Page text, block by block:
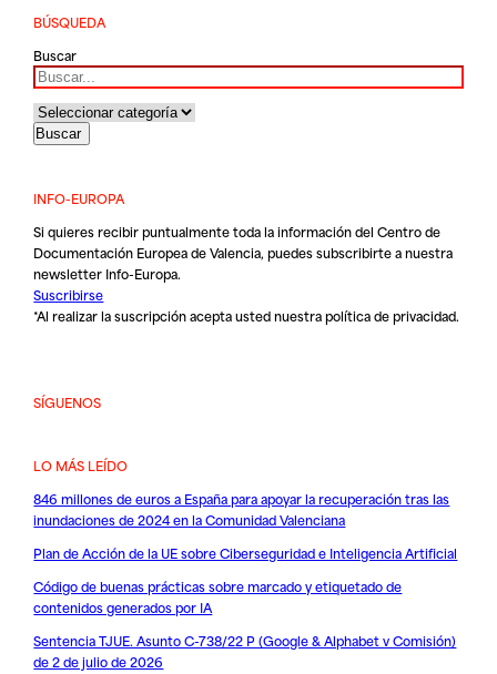
BÚSQUEDA
Buscar
INFO-EUROPA
Si quieres recibir puntualmente toda la información del Centro de
Documentación Europea de Valencia, puedes subscribirte a nuestra
newsletter Info-Europa.
Suscribirse
*Al realizar la suscripción acepta usted nuestrapolítica de privacidad.
SÍGUENOS
LO MÁS LEÍDO
846 millones de euros a España para apoyar la recuperación tras las
inundaciones de 2024 en la Comunidad Valenciana
Plan de Acción de la UE sobre Ciberseguridad e Inteligencia Artificial
Código de buenas prácticas sobre marcado y etiquetado de
contenidos generados por IA
Sentencia TJUE. Asunto C-738/22 P (Google & Alphabet v Comisión)
de 2 de julio de 2026